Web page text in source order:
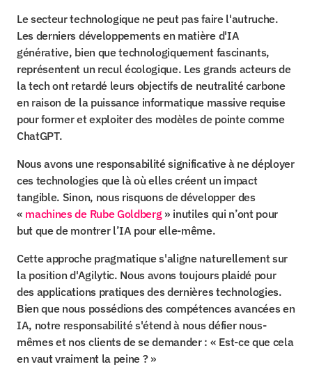
Le secteur technologique ne peut pas faire l'autruche.
Les derniers développements en matière d'IA
générative, bien que technologiquement fascinants,
représentent un recul écologique. Les grands acteurs de
la tech ont retardé leurs objectifs de neutralité carbone
en raison de la puissance informatique massive requise
pour former et exploiter des modèles de pointe comme
ChatGPT.
Nous avons une responsabilité significative à ne déployer
ces technologies que là où elles créent un impact
tangible. Sinon, nous risquons de développer des
« machines de Rube Goldberg » inutiles qui n’ont pour
but que de montrer l’IA pour elle-même.
Cette approche pragmatique s'aligne naturellement sur
la position d'Agilytic. Nous avons toujours plaidé pour
des applications pratiques des dernières technologies.
Bien que nous possédions des compétences avancées en
IA, notre responsabilité s'étend à nous défier nous-
mêmes et nos clients de se demander : « Est-ce que cela
en vaut vraiment la peine ? »